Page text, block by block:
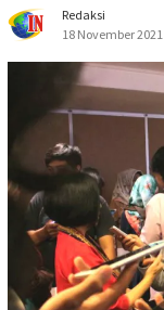
Redaksi
18 November 2021